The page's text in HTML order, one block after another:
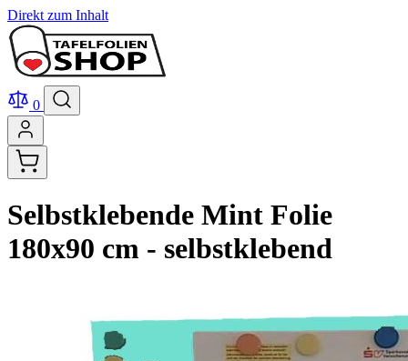
Direkt zum Inhalt
0
Selbstklebende Mint Folie
180x90 cm - selbstklebend